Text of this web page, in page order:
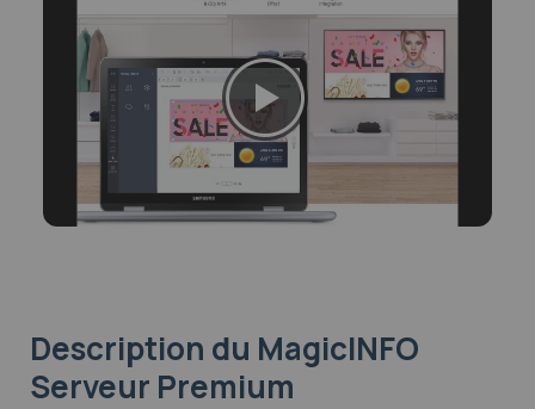
Description du MagicINFO
Serveur Premium